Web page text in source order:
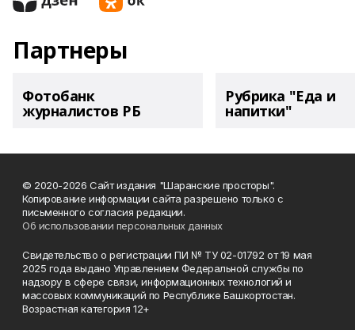
Партнеры
Фотобанк
журналистов РБ
Рубрика "Еда и
напитки"
© 2020-2026 Сайт издания "Шаранские просторы".
Копирование информации сайта разрешено только с
письменного согласия редакции.
Об использовании персональных данных
Свидетельство о регистрации ПИ № ТУ 02-01792 от 19 мая
2025 года выдано Управлением Федеральной службы по
надзору в сфере связи, информационных технологий и
массовых коммуникаций по Республике Башкортостан.
Возрастная категория 12+